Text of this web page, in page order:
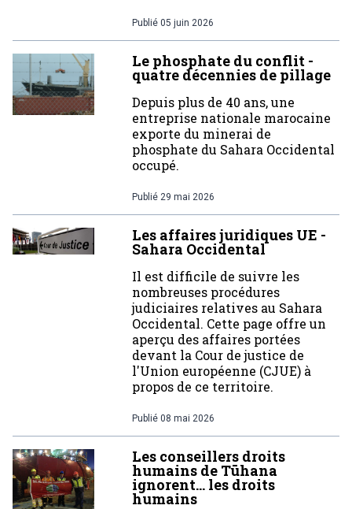
Publié 05 juin 2026
Le phosphate du conflit -
quatre décennies de pillage
Depuis plus de 40 ans, une
entreprise nationale marocaine
exporte du minerai de
phosphate du Sahara Occidental
occupé.
Publié 29 mai 2026
Les affaires juridiques UE -
Sahara Occidental
Il est difficile de suivre les
nombreuses procédures
judiciaires relatives au Sahara
Occidental. Cette page offre un
aperçu des affaires portées
devant la Cour de justice de
l'Union européenne (CJUE) à
propos de ce territoire.
Publié 08 mai 2026
Les conseillers droits
humains de Tūhana
ignorent… les droits
humains